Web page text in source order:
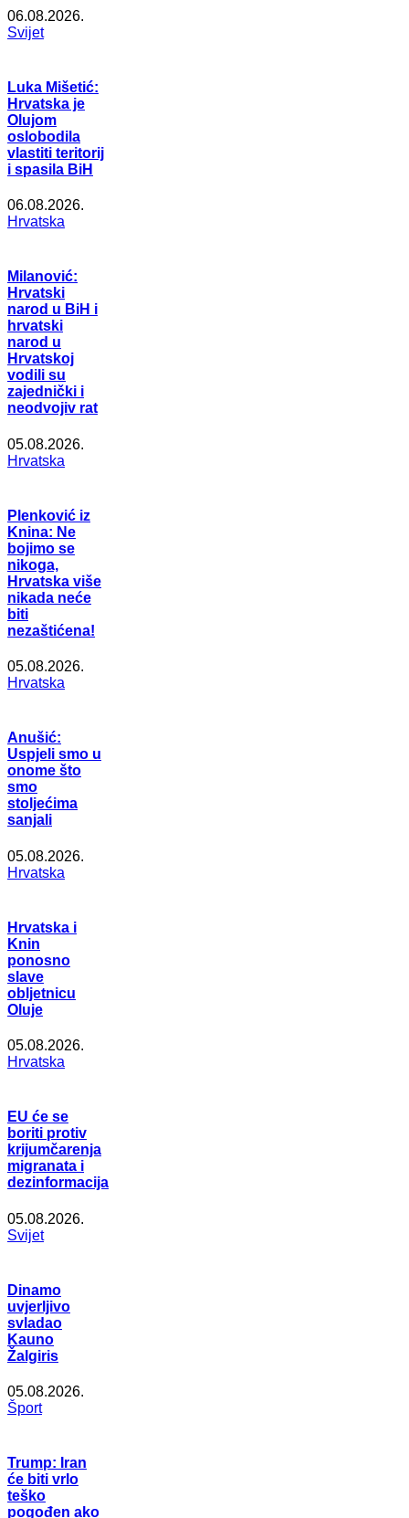
06.08.2026.
Svijet
Luka Mišetić:
Hrvatska je
Olujom
oslobodila
vlastiti teritorij
i spasila BiH
06.08.2026.
Hrvatska
Milanović:
Hrvatski
narod u BiH i
hrvatski
narod u
Hrvatskoj
vodili su
zajednički i
neodvojiv rat
05.08.2026.
Hrvatska
Plenković iz
Knina: Ne
bojimo se
nikoga,
Hrvatska više
nikada neće
biti
nezaštićena!
05.08.2026.
Hrvatska
Anušić:
Uspjeli smo u
onome što
smo
stoljećima
sanjali
05.08.2026.
Hrvatska
Hrvatska i
Knin
ponosno
slave
obljetnicu
Oluje
05.08.2026.
Hrvatska
EU će se
boriti protiv
krijumčarenja
migranata i
dezinformacija
05.08.2026.
Svijet
Dinamo
uvjerljivo
svladao
Kauno
Žalgiris
05.08.2026.
Šport
Trump: Iran
će biti vrlo
teško
pogođen ako